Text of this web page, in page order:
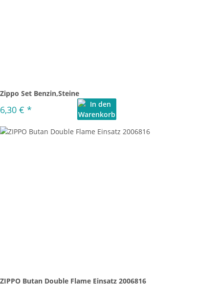
Zippo Set Benzin,Steine
6,30 € *
ZIPPO Butan Double Flame Einsatz 2006816